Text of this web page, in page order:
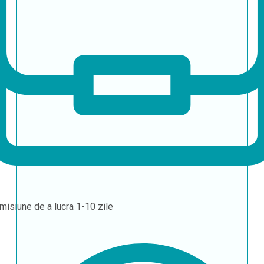
de a lucra 1-10 zile